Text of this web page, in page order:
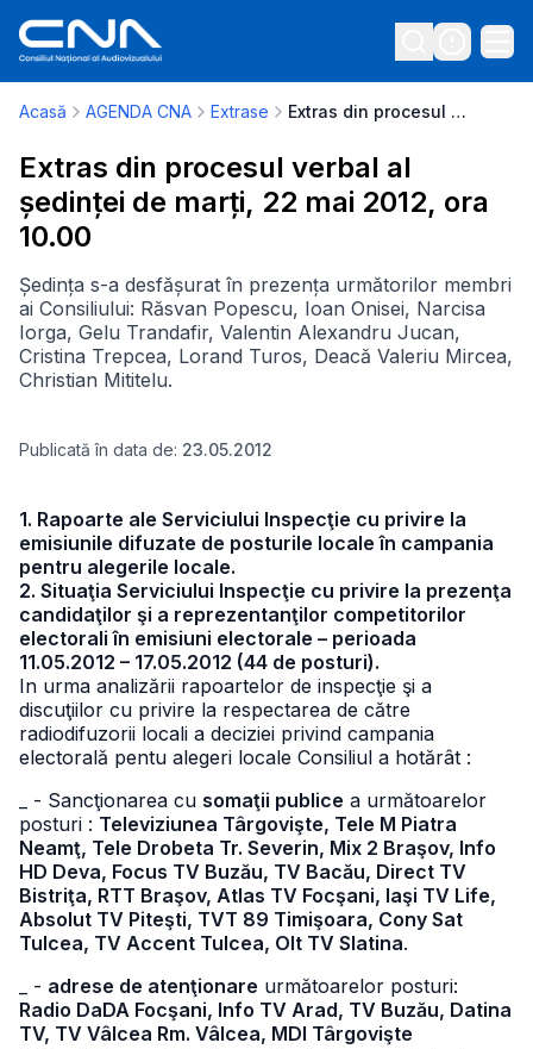
Acasă AGENDA CNA Extrase Extras din procesul verbal al ședinței de marți, 22 mai 2012, ora 10.00
Extras din procesul verbal al
ședinței de marți, 22 mai 2012, ora
10.00
Ședința s-a desfășurat în prezența următorilor membri
ai Consiliului: Răsvan Popescu, Ioan Onisei, Narcisa
Iorga, Gelu Trandafir, Valentin Alexandru Jucan,
Cristina Trepcea, Lorand Turos, Deacă Valeriu Mircea,
Christian Mititelu.
Publicată în data de: 23.05.2012
1. Rapoarte ale Serviciului Inspecţie cu privire la
emisiunile difuzate de posturile locale în campania
pentru alegerile locale.
2. Situaţia Serviciului Inspecţie cu privire la prezenţa
candidaţilor şi a reprezentanţilor competitorilor
electorali în emisiuni electorale – perioada
11.05.2012 – 17.05.2012 (44 de posturi).
In urma analizării rapoartelor de inspecţie şi a
discuţiilor cu privire la respectarea de către
radiodifuzorii locali a deciziei privind campania
electorală pentu alegeri locale Consiliul a hotărât :
_ - Sancţionarea cu somaţii publice a următoarelor
posturi : Televiziunea Târgovişte, Tele M Piatra
Neamţ, Tele Drobeta Tr. Severin, Mix 2 Braşov, Info
HD Deva, Focus TV Buzău, TV Bacău, Direct TV
Bistriţa, RTT Braşov, Atlas TV Focşani, Iaşi TV Life,
Absolut TV Piteşti, TVT 89 Timişoara, Cony Sat
Tulcea, TV Accent Tulcea, Olt TV Slatina.
_ - adrese de atenţionare următoarelor posturi:
Radio DaDA Focşani, Info TV Arad, TV Buzău, Datina
TV, TV Vâlcea Rm. Vâlcea, MDI Târgovişte